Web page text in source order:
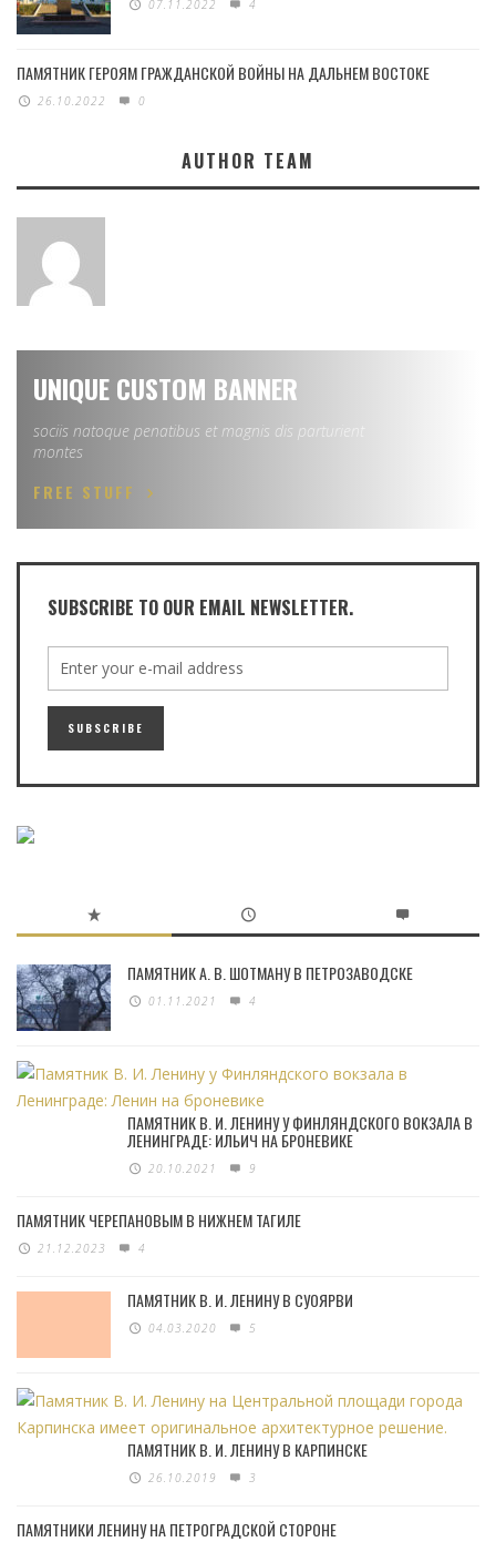
07.11.2022 4
ПАМЯТНИК ГЕРОЯМ ГРАЖДАНСКОЙ ВОЙНЫ НА ДАЛЬНЕМ ВОСТОКЕ
26.10.2022 0
AUTHOR TEAM
UNIQUE CUSTOM BANNER
sociis natoque penatibus et magnis dis parturient
montes
FREE STUFF
SUBSCRIBE TO OUR EMAIL NEWSLETTER.
ПАМЯТНИК А. В. ШОТМАНУ В ПЕТРОЗАВОДСКЕ
01.11.2021 4
ПАМЯТНИК В. И. ЛЕНИНУ У ФИНЛЯНДСКОГО ВОКЗАЛА В
ЛЕНИНГРАДЕ: ИЛЬИЧ НА БРОНЕВИКЕ
20.10.2021 9
ПАМЯТНИК ЧЕРЕПАНОВЫМ В НИЖНЕМ ТАГИЛЕ
21.12.2023 4
ПАМЯТНИК В. И. ЛЕНИНУ В СУОЯРВИ
04.03.2020 5
ПАМЯТНИК В. И. ЛЕНИНУ В КАРПИНСКЕ
26.10.2019 3
ПАМЯТНИКИ ЛЕНИНУ НА ПЕТРОГРАДСКОЙ СТОРОНЕ